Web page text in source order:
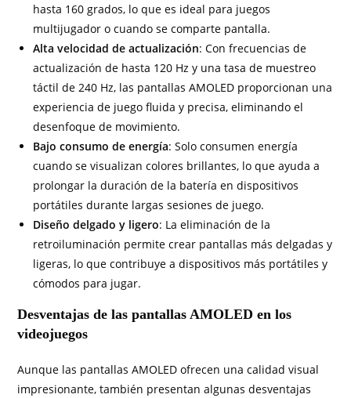
hasta 160 grados, lo que es ideal para juegos
multijugador o cuando se comparte pantalla.
Alta velocidad de actualización: Con frecuencias de
actualización de hasta 120 Hz y una tasa de muestreo
táctil de 240 Hz, las pantallas AMOLED proporcionan una
experiencia de juego fluida y precisa, eliminando el
desenfoque de movimiento.
Bajo consumo de energía: Solo consumen energía
cuando se visualizan colores brillantes, lo que ayuda a
prolongar la duración de la batería en dispositivos
portátiles durante largas sesiones de juego.
Diseño delgado y ligero: La eliminación de la
retroiluminación permite crear pantallas más delgadas y
ligeras, lo que contribuye a dispositivos más portátiles y
cómodos para jugar.
Desventajas de las pantallas AMOLED en los
videojuegos
Aunque las pantallas AMOLED ofrecen una calidad visual
impresionante, también presentan algunas desventajas